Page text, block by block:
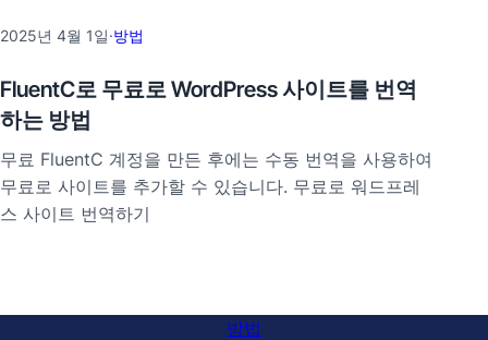
2025년 4월 1일·방법
FluentC로 무료로 WordPress 사이트를 번역
하는 방법
무료 FluentC 계정을 만든 후에는 수동 번역을 사용하여
무료로 사이트를 추가할 수 있습니다. 무료로 워드프레
스 사이트 번역하기
방법